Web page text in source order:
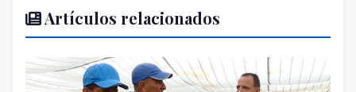
Artículos relacionados